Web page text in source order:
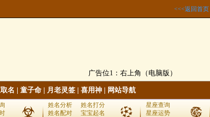
<<<返回首页
广告位1：右上角（电脑版）
名 童子命 月老灵签 喜用神 网站导航
姓名分析
姓名打分
姓名配对
宝宝起名
星座查询
星座运势